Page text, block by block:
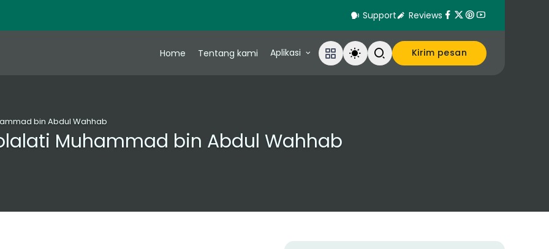
Support Reviews
Home Tentang kami Aplikasi Kirim pesan
bin Abdul Wahhab
Muhammad bin Abdul Wahhab